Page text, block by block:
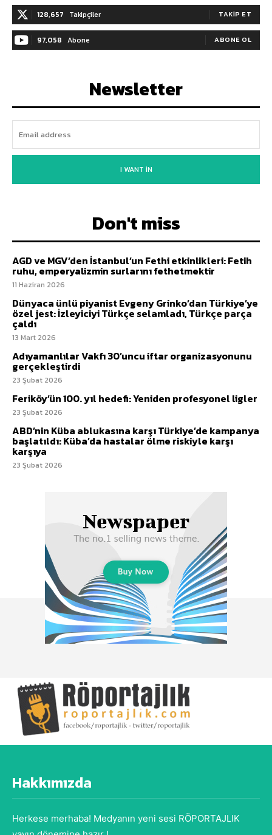
128,657 Takipçiler TAKIP ET
97,058 Abone ABONE OL
Newsletter
I WANT IN
Don't miss
AGD ve MGV’den İstanbul’un Fethi etkinlikleri: Fetih
ruhu, emperyalizmin surlarını fethetmektir
11 Haziran 2026
Dünyaca ünlü piyanist Evgeny Grinko’dan Türkiye’ye
özel jest: İzleyiciyi Türkçe selamladı, Türkçe parça
çaldı
13 Mart 2026
Adıyamanlılar Vakfı 30’uncu iftar organizasyonunu
gerçekleştirdi
23 Şubat 2026
Feriköy’ün 100. yıl hedefi: Yeniden profesyonel ligler
23 Şubat 2026
ABD’nin Küba ablukasına karşı Türkiye’de kampanya
başlatıldı: Küba’da hastalar ölme riskiyle karşı
karşıya
23 Şubat 2026
Hakkımızda
Herkese merhaba! Medyanın yeni sesi RÖPORTAJLIK